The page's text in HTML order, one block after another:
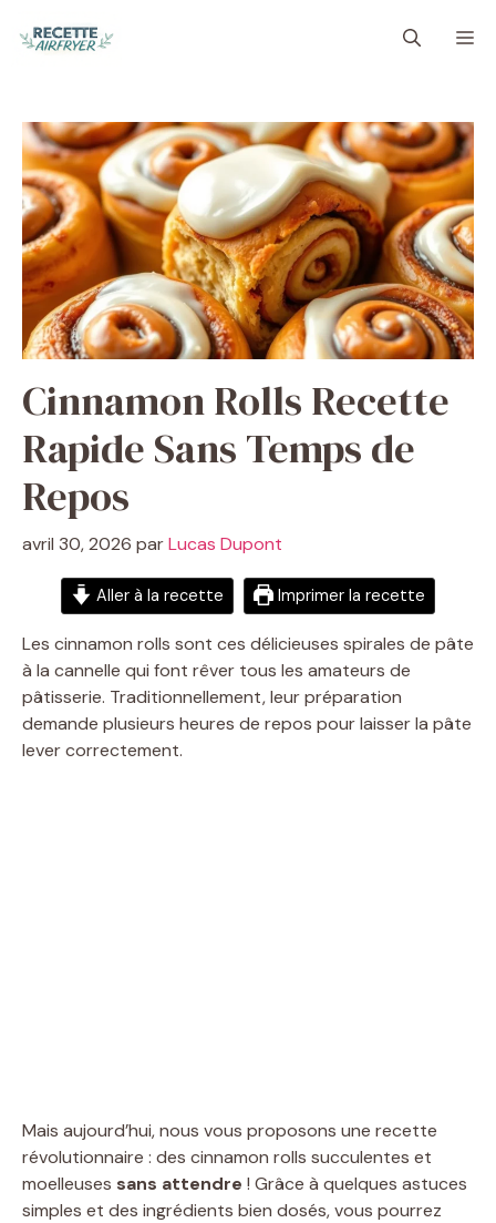
Cinnamon Rolls Recette
Rapide Sans Temps de
Repos
avril 30, 2026 parLucas Dupont
Aller à la recette Imprimer la recette
Les cinnamon rolls sont ces délicieuses spirales de pâte
à la cannelle qui font rêver tous les amateurs de
pâtisserie. Traditionnellement, leur préparation
demande plusieurs heures de repos pour laisser la pâte
lever correctement.
Mais aujourd’hui, nous vous proposons une recette
révolutionnaire : des cinnamon rolls succulentes et
moelleuses sans attendre ! Grâce à quelques astuces
simples et des ingrédients bien dosés, vous pourrez